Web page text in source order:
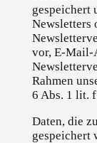
gespeichert
Newsletters
vor, E-Mail-
Rahmen
6 Abs. 1 lit.
Daten, die
gespeichert